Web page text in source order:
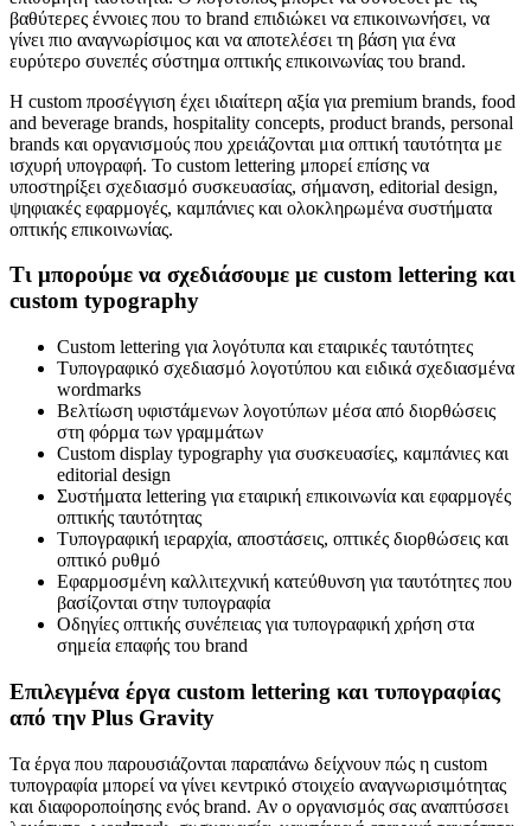
βαθύτερες έννοιες που το brand επιδιώκει να επικοινωνήσει, να
γίνει πιο αναγνωρίσιμος και να αποτελέσει τη βάση για ένα
ευρύτερο συνεπές σύστημα οπτικής επικοινωνίας του brand.
Η custom προσέγγιση έχει ιδιαίτερη αξία για premium brands, food
and beverage brands, hospitality concepts, product brands, personal
brands και οργανισμούς που χρειάζονται μια οπτική ταυτότητα με
ισχυρή υπογραφή. Το custom lettering μπορεί επίσης να
υποστηρίξει σχεδιασμό συσκευασίας, σήμανση, editorial design,
ψηφιακές εφαρμογές, καμπάνιες και ολοκληρωμένα συστήματα
οπτικής επικοινωνίας.
Τι μπορούμε να σχεδιάσουμε με custom lettering και
custom typography
Custom lettering για λογότυπα και εταιρικές ταυτότητες
Τυπογραφικό σχεδιασμό λογοτύπου και ειδικά σχεδιασμένα
wordmarks
Βελτίωση υφιστάμενων λογοτύπων μέσα από διορθώσεις
στη φόρμα των γραμμάτων
Custom display typography για συσκευασίες, καμπάνιες και
editorial design
Συστήματα lettering για εταιρική επικοινωνία και εφαρμογές
οπτικής ταυτότητας
Τυπογραφική ιεραρχία, αποστάσεις, οπτικές διορθώσεις και
οπτικό ρυθμό
Εφαρμοσμένη καλλιτεχνική κατεύθυνση για ταυτότητες που
βασίζονται στην τυπογραφία
Οδηγίες οπτικής συνέπειας για τυπογραφική χρήση στα
σημεία επαφής του brand
Επιλεγμένα έργα custom lettering και τυπογραφίας
από την Plus Gravity
Τα έργα που παρουσιάζονται παραπάνω δείχνουν πώς η custom
τυπογραφία μπορεί να γίνει κεντρικό στοιχείο αναγνωρισιμότητας
και διαφοροποίησης ενός brand. Αν ο οργανισμός σας αναπτύσσει